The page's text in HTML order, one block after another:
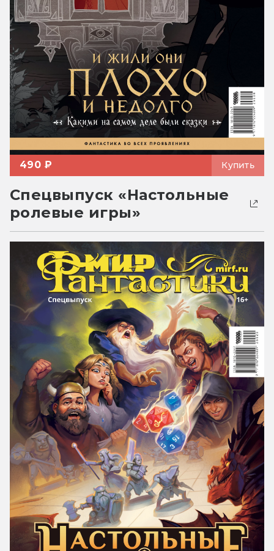
490 ₽ Купить
Спецвыпуск «Настольные
ролевые игры»